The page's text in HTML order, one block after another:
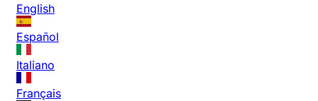
English
Español
Italiano
Français